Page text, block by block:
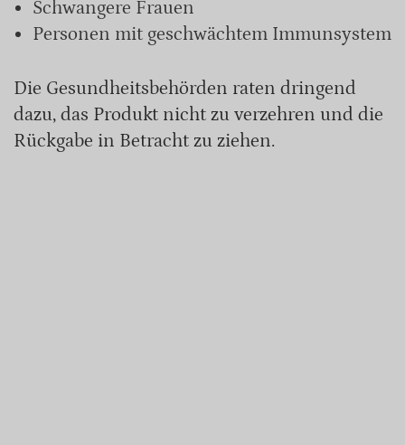
Schwangere Frauen
Personen mit geschwächtem Immunsystem
Die Gesundheitsbehörden raten dringend
dazu, das Produkt nicht zu verzehren und die
Rückgabe in Betracht zu ziehen.